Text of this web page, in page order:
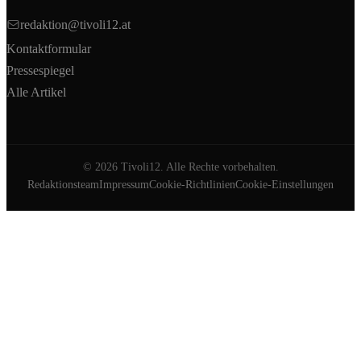
redaktion@tivoli12.at
Kontaktformular
Pressespiegel
Alle Artikel
© 2026Tivoli12. Alle Rechte vorbehalten.
RedaktionsteamImpressumCookie-RichtlinienCookie-Einstellungen